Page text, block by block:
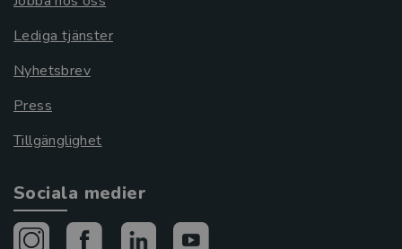
Lediga tjänster
Nyhetsbrev
Press
Tillgänglighet
Sociala medier